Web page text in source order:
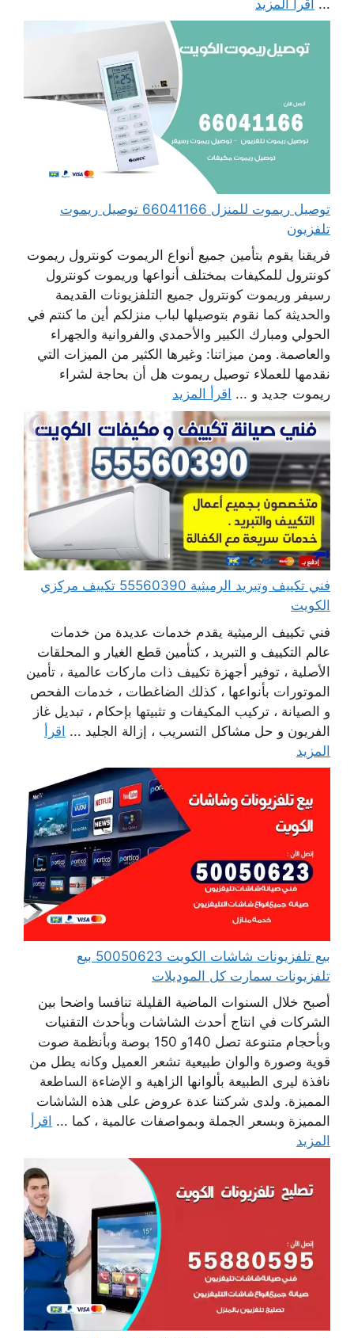
... اقرأ المزيد
توصيل ريموت للمنزل 66041166 توصيل ريموت
تلفزيون
فريقنا يقوم بتأمين جميع أنواع الريموت كونترول ريموت
كونترول للمكيفات بمختلف أنواعها وريموت كونترول
رسيفر وريموت كونترول جميع التلفزيونات القديمة
والحديثة كما نقوم بتوصيلها لباب منزلكم أين ما كنتم في
الحولي ومبارك الكبير والأحمدي والفروانية والجهراء
والعاصمة. ومن ميزاتنا: وغيرها الكثير من الميزات التي
نقدمها للعملاء توصيل ريموت هل أن بحاجة لشراء
ريموت جديد و ... اقرأ المزيد
فني تكييف وتبريد الرميثية 55560390 تكييف مركزي
الكويت
فني تكييف الرميثية يقدم خدمات عديدة من خدمات
عالم التكييف و التبريد ، كتأمين قطع الغيار و المحلقات
الأصلية ، توفير أجهزة تكييف ذات ماركات عالمية ، تأمين
الموتورات بأنواعها ، كذلك الضاغطات ، خدمات الفحص
و الصيانة ، تركيب المكيفات و تثبيتها بإحكام ، تبديل غاز
الفريون و حل مشاكل التسريب ، إزالة الجليد ... اقرأ
المزيد
بيع تلفزيونات شاشات الكويت 50050623 بيع
تلفزيونات سمارت كل الموديلات
أصبح خلال السنوات الماضية القليلة تنافسا واضحا بين
الشركات في انتاج أحدث الشاشات وبأحدث التقنيات
وبأحجام متنوعة تصل 140و 150 بوصة وبأنظمة صوت
قوية وصورة والوان طبيعية تشعر العميل وكانه يطل من
نافذة ليرى الطبيعة بألوانها الزاهية و الإضاءة الساطعة
المميزة. ولدى شركتنا عدة عروض على هذه الشاشات
المميزة وبسعر الجملة وبمواصفات عالمية ، كما ... اقرأ
المزيد